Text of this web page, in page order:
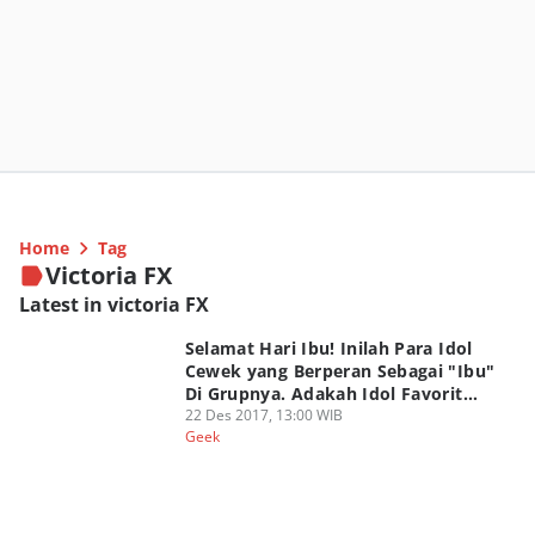
Home Tag
Victoria FX
Latest in victoria FX
Selamat Hari Ibu! Inilah Para Idol
Cewek yang Berperan Sebagai "Ibu"
Di Grupnya. Adakah Idol Favorit
Kalian?
22 Des 2017, 13:00 WIB
Geek